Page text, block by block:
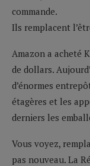
commande.
Ils remplacent
Amazon a acheté
de dollars.
d’énormes
étagères et les
derniers les
Vous voyez,
pas nouveau. La